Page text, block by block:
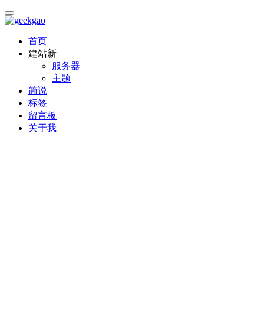
首页
建站新
服务器
主题
简说
标签
留言板
关于我